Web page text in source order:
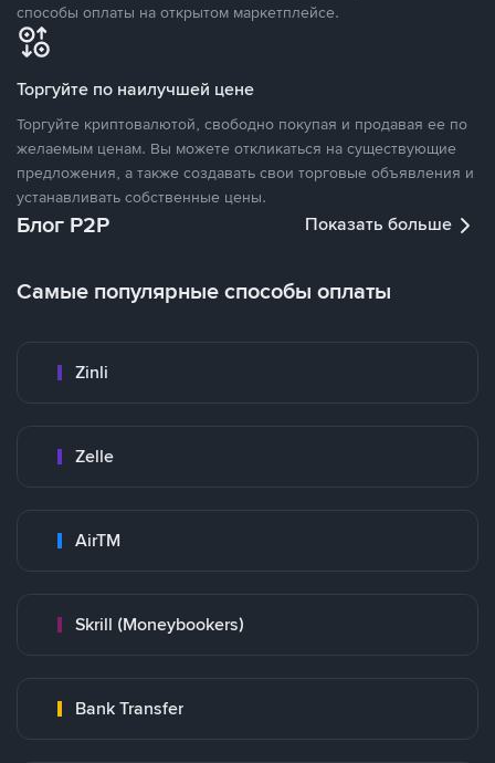
способы оплаты на открытом маркетплейсе.
Торгуйте по наилучшей цене
Торгуйте криптовалютой, свободно покупая и продавая ее по
желаемым ценам. Вы можете откликаться на существующие
предложения, а также создавать свои торговые объявления и
устанавливать собственные цены.
Блог P2P Показать больше
Самые популярные способы оплаты
Zinli
Zelle
AirTM
Skrill (Moneybookers)
Bank Transfer